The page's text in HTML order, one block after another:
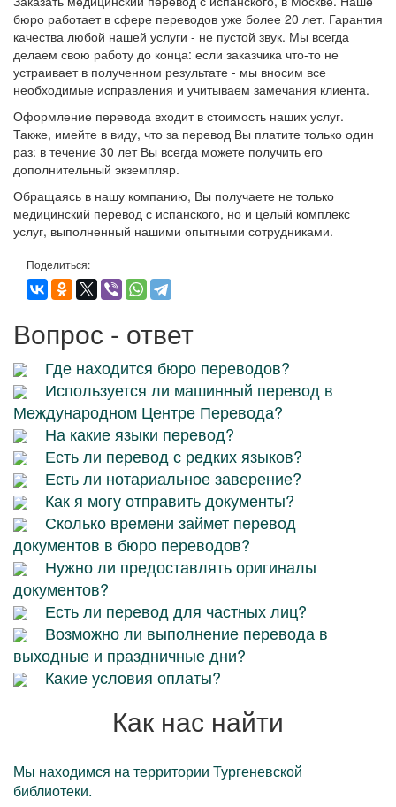
бюро работает в сфере переводов уже более 20 лет. Гарантия
качества любой нашей услуги - не пустой звук. Мы всегда
делаем свою работу до конца: если заказчика что-то не
устраивает в полученном результате - мы вносим все
необходимые исправления и учитываем замечания клиента.
Оформление перевода входит в стоимость наших услуг.
Также, имейте в виду, что за перевод Вы платите только один
раз: в течение 30 лет Вы всегда можете получить его
дополнительный экземпляр.
Обращаясь в нашу компанию, Вы получаете не только
медицинский перевод с испанского, но и целый комплекс
услуг, выполненный нашими опытными сотрудниками.
Поделиться:
Вопрос - ответ
Где находится бюро переводов?
Используется ли машинный перевод в
Международном Центре Перевода?
На какие языки перевод?
Есть ли перевод с редких языков?
Есть ли нотариальное заверение?
Как я могу отправить документы?
Сколько времени займет перевод
документов в бюро переводов?
Нужно ли предоставлять оригиналы
документов?
Есть ли перевод для частных лиц?
Возможно ли выполнение перевода в
выходные и праздничные дни?
Какие условия оплаты?
Как нас найти
Мы находимся на территории Тургеневской
библиотеки.